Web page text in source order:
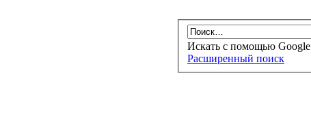
Искать с помощью Google
Расширенный поиск